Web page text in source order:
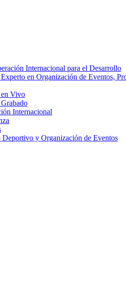
Internacional para el Desarrollo
en Organización de Eventos,
en Vivo
Internacional
Deportivo y Organización de Eventos